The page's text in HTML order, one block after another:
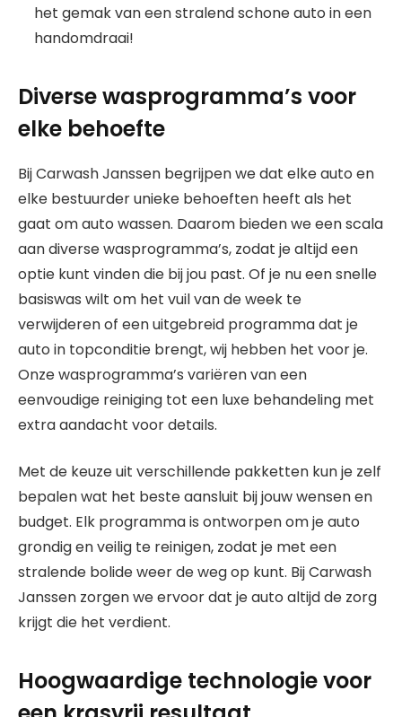
het gemak van een stralend schone auto in een
handomdraai!
Diverse wasprogramma’s voor
elke behoefte
Bij Carwash Janssen begrijpen we dat elke auto en
elke bestuurder unieke behoeften heeft als het
gaat om auto wassen. Daarom bieden we een scala
aan diverse wasprogramma’s, zodat je altijd een
optie kunt vinden die bij jou past. Of je nu een snelle
basiswas wilt om het vuil van de week te
verwijderen of een uitgebreid programma dat je
auto in topconditie brengt, wij hebben het voor je.
Onze wasprogramma’s variëren van een
eenvoudige reiniging tot een luxe behandeling met
extra aandacht voor details.
Met de keuze uit verschillende pakketten kun je zelf
bepalen wat het beste aansluit bij jouw wensen en
budget. Elk programma is ontworpen om je auto
grondig en veilig te reinigen, zodat je met een
stralende bolide weer de weg op kunt. Bij Carwash
Janssen zorgen we ervoor dat je auto altijd de zorg
krijgt die het verdient.
Hoogwaardige technologie voor